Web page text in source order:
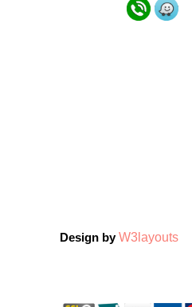
Design byW3layouts